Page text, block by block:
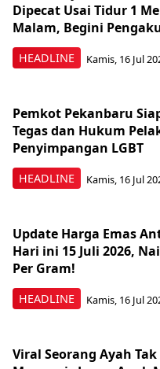
HEADLINE
Dipecat Usai Tidur 1
Malam, Begini
Kamis, 16 Jul
HEADLINE
Pemkot Pekanbaru
Tegas dan Hukum
Penyimpangan LGBT
Kamis, 16 Jul
HEADLINE
Update Harga Emas
Hari ini 15 Juli 2026,
Per Gram!
Kamis, 16 Jul
Viral Seorang Ayah Tak